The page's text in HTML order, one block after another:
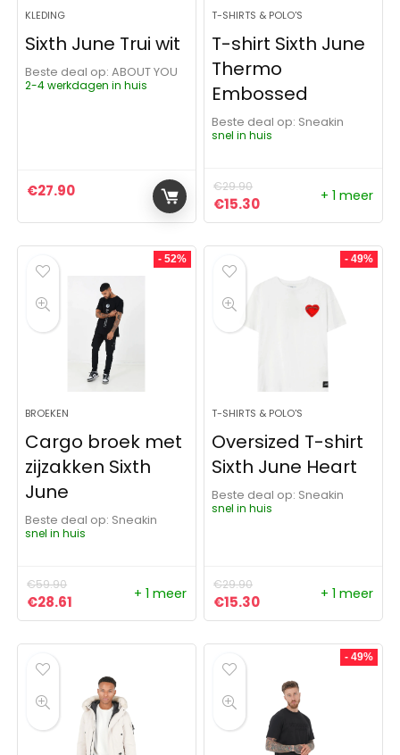
KLEDING
Sixth June Trui wit
Beste deal op:
ABOUT YOU
2-4 werkdagen in huis
€27.90
T-SHIRTS & POLO'S
T-shirt Sixth June
Thermo
Embossed
Beste deal op:
Sneakin
snel in huis
€29.90
Oorspronkelijke prijs was:
€15.30Huidige prijs is:
+ 1 meer
- 52%
BROEKEN
Cargo broek met
zijzakken Sixth
June
Beste deal op:
Sneakin
snel in huis
€59.90
Oorspronkelijke prijs was: €59.90.
€28.61 Huidige prijs is: €28.61.
+ 1 meer
- 49%
T-SHIRTS & POLO'S
Oversized T-shirt
Sixth June Heart
Beste deal op:
Sneakin
snel in huis
€29.90
Oorspronkelijke prijs was:
€15.30Huidige prijs is:
+ 1 meer
- 49%